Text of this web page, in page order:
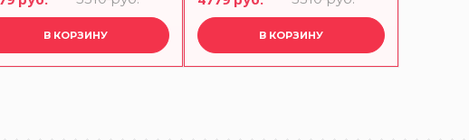
В КОРЗИНУ В КОРЗИНУ